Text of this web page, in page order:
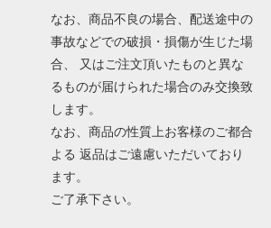
なお、商品不良の場合、配送途中の
事故などでの破損・損傷が生じた場
合、 又はご注文頂いたものと異な
るものが届けられた場合のみ交換致
します。
なお、商品の性質上お客様のご都合
よる 返品はご遠慮いただいており
ます。
ご了承下さい。